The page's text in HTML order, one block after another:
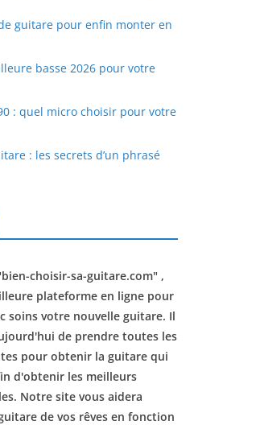
guitare pour enfin monter en
basse 2026 pour votre
: quel micro choisir pour votre
: les secrets d’un phrasé
bien-choisir-sa-guitare.com" ,
plateforme en ligne pour
soins votre nouvelle guitare. Il
de prendre toutes les
pour obtenir la guitare qui
d'obtenir les meilleurs
Notre site vous aidera
de vos rêves en fonction